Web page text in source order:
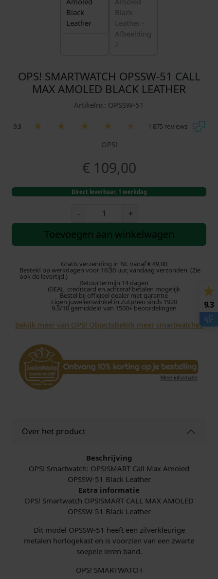
OPS! SMARTWATCH OPSSW-51 CALL
MAX AMOLED BLACK LEATHER
Artikelnr.: OPSSW-51
9.3 1.875 reviews
OPS!
€109,00
Direct leverbaar, 1 werkdag
-
S
M
A
T
W
T
O
P
1
l
l
a
x
m
o
+
Toevoegen aan winkelwagen
Gratis verzending in NL vanaf € 49,00
Besteld op werkdagen voor 16:30 uur, vandaag verzonden. (Zie
ook de levertijd.)
Retourtermijn 14 dagen
iDEAL, creditcard en achteraf betalen mogelijk
Bestel bij officieel dealer met garantie
Eigen juwelierswinkel in Zutphen sinds 1920
9.3/10 gemiddeld van 1500+ beoordelingen
Bekijk meer van OPS! ObjectsBekijk meer smartwatches
Over het product
Beschrijving
OPS! Smartwatch: OPS!SMART Call Max Amoled
OPSSW-51 Black Leather
Extra informatie
OPS! Smartwatch OPS!SMART CALL MAX AMOLED
OPSSW-51 Black Leather
Dit model OPSSW-51 heeft een zilverkleurige
metalen horlogekast en is voorzien van een zwarte
soepele leren band.
OPS! SMARTWATCH
9.3